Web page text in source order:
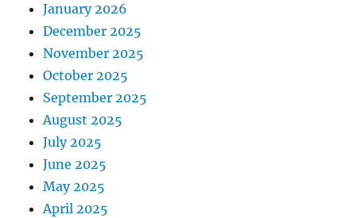
January 2026
December 2025
November 2025
October 2025
September 2025
August 2025
July 2025
June 2025
May 2025
April 2025